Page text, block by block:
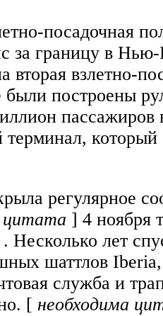
посадочная
за границу в
взлетно-
построены
пассажиров
регулярное
цитата ] 4 ноября
лет
шаттлов
служба и
[ необходима